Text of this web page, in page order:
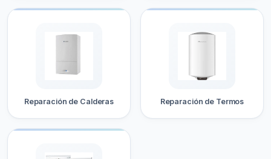
Reparación de Calderas Reparación de Termos